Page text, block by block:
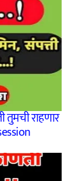
तुमची राहणार